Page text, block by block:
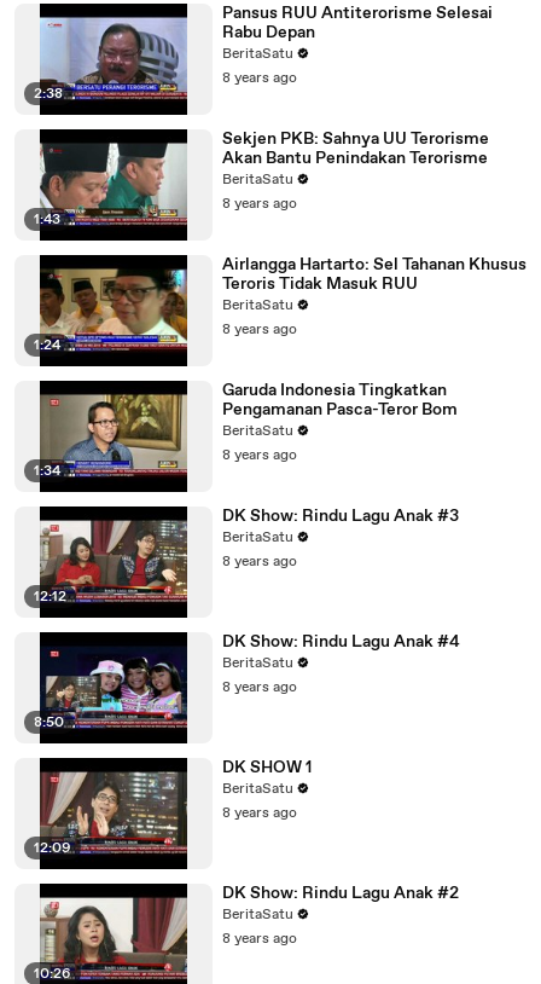
2:38
Pansus RUU Antiterorisme Selesai
Rabu Depan
BeritaSatu
8 years ago
1:43
Sekjen PKB: Sahnya UU Terorisme
Akan Bantu Penindakan Terorisme
BeritaSatu
8 years ago
1:24
Airlangga Hartarto: Sel Tahanan Khusus
Teroris Tidak Masuk RUU
BeritaSatu
8 years ago
1:34
Garuda Indonesia Tingkatkan
Pengamanan Pasca-Teror Bom
BeritaSatu
8 years ago
12:12
DK Show: Rindu Lagu Anak #3
BeritaSatu
8 years ago
8:50
DK Show: Rindu Lagu Anak #4
BeritaSatu
8 years ago
12:09
DK SHOW 1
BeritaSatu
8 years ago
10:26
DK Show: Rindu Lagu Anak #2
BeritaSatu
8 years ago